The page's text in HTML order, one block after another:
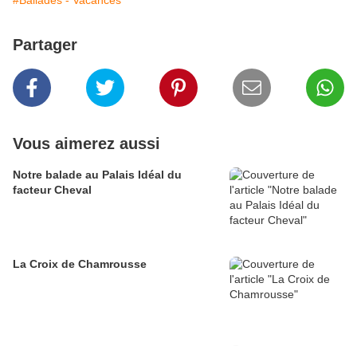
Partager
Vous aimerez aussi
Notre balade au Palais Idéal du
facteur Cheval
La Croix de Chamrousse